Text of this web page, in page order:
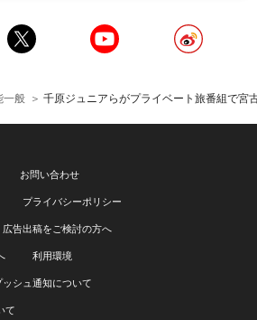
一般 千原ジュニアらがプライベート旅番組で宮古島へ！ 芸人たちが素顔で大
お問い合わせ
プライバシーポリシー
広告出稿をご検討の方へ
利用環境
ッシュ通知について
て